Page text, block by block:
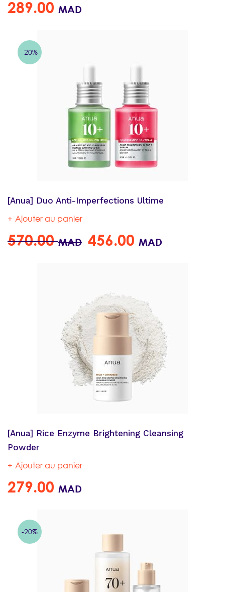
289.00 MAD
-20%
[Anua] Duo Anti-Imperfections Ultime
Ajouter au panier
570.00MAD 456.00 MAD
[Anua] Rice Enzyme Brightening Cleansing
Powder
Ajouter au panier
279.00 MAD
-20%